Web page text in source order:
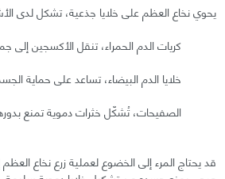
يحوي نخاع العظم على خلايا جذعية، تشكل لدى
كريات الدم الحمراء، تنقل الأكسجين إلى
خلايا الدم البيضاء، تساعد على حماية
الصفيحات، تُشكّل خثرات دموية تمنع
قد يحتاج المرء إلى الخضوع لعملية زرع نخاع